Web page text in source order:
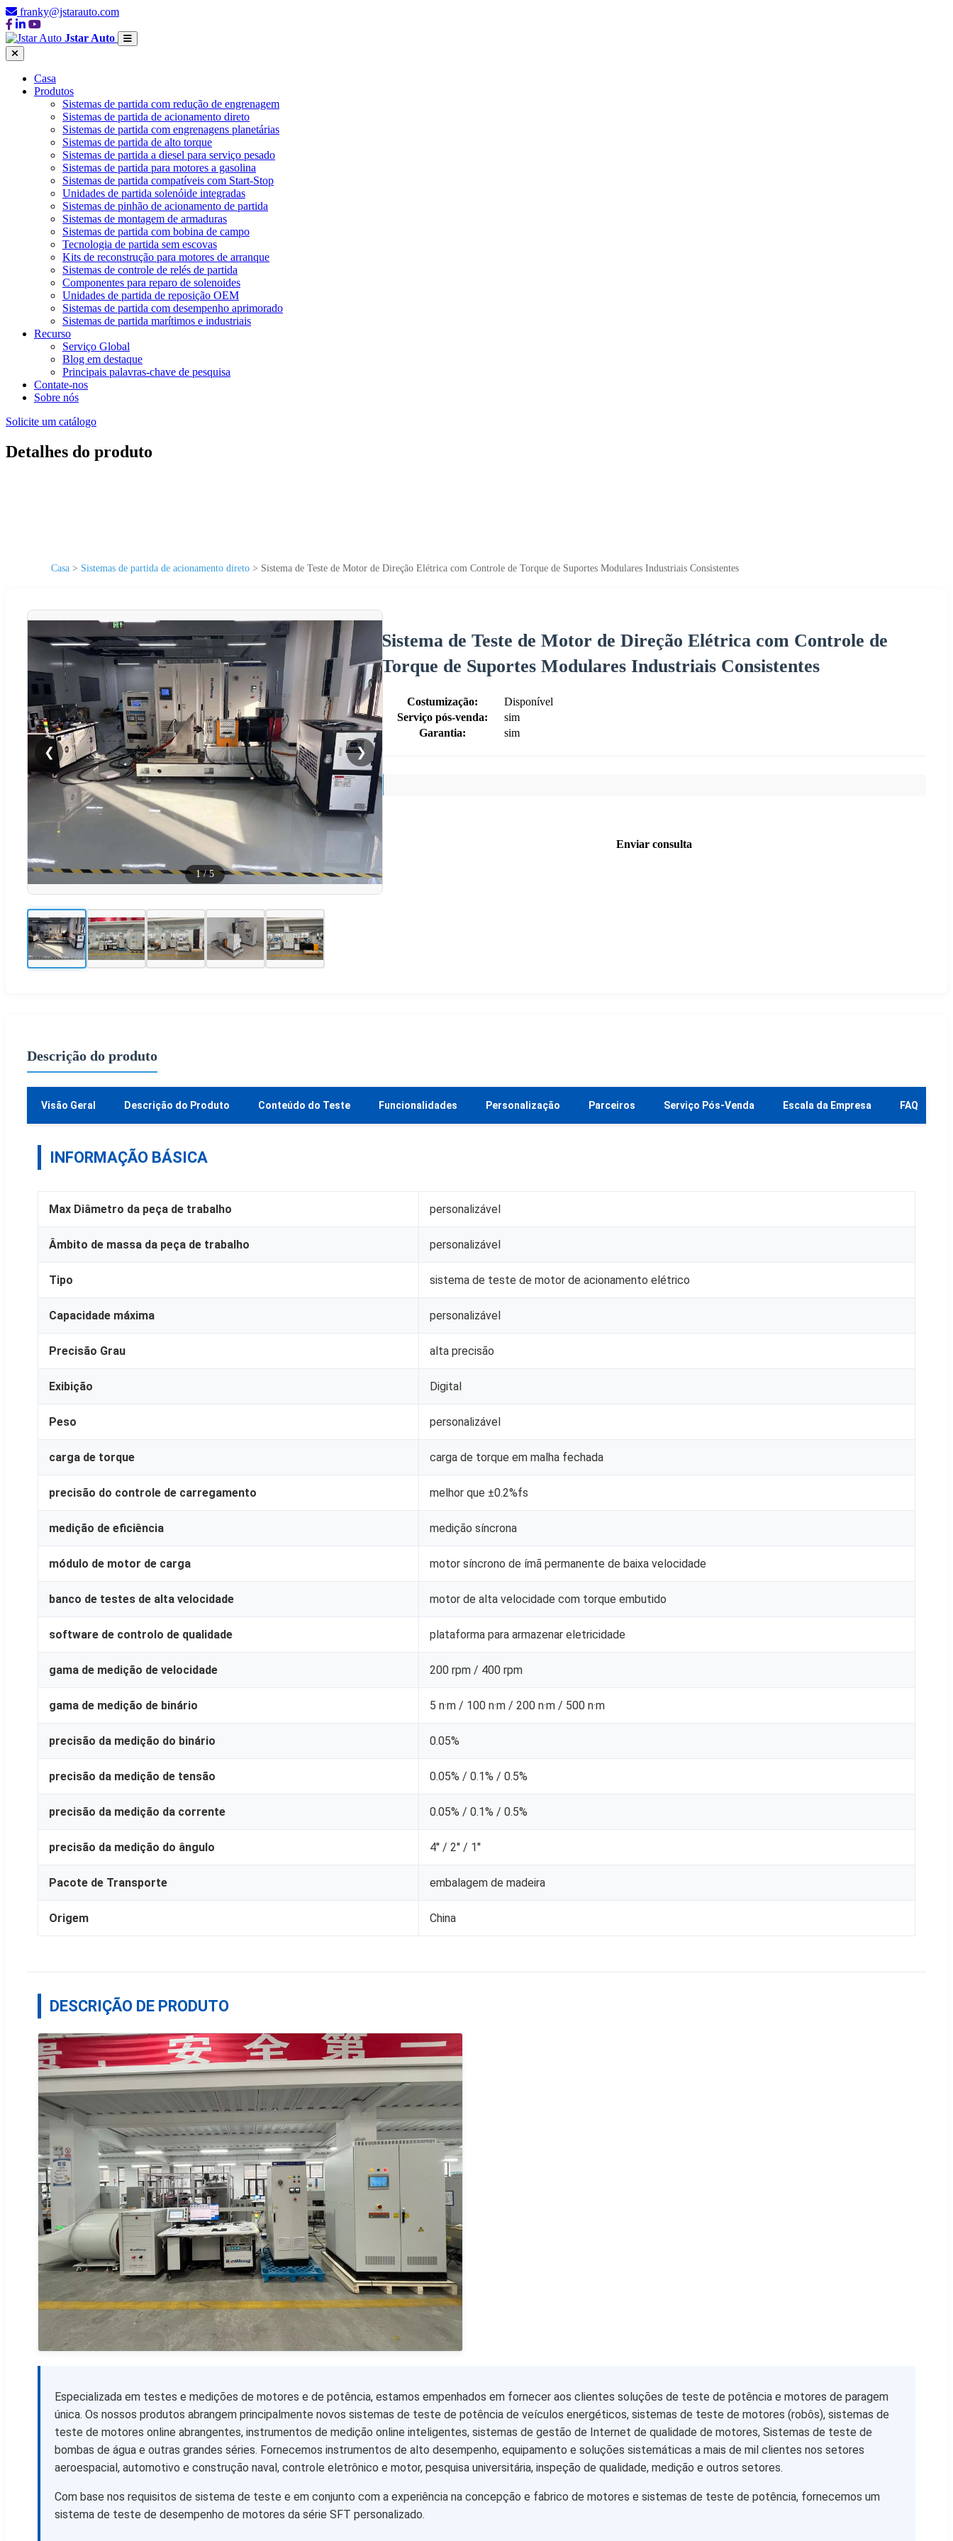
franky@jstarauto.com
Jstar Auto
Casa
Produtos
Sistemas de partida com redução de engrenagem
Sistemas de partida de acionamento direto
Sistemas de partida com engrenagens planetárias
Sistemas de partida de alto torque
Sistemas de partida a diesel para serviço pesado
Sistemas de partida para motores a gasolina
Sistemas de partida compatíveis com Start-Stop
Unidades de partida solenóide integradas
Sistemas de pinhão de acionamento de partida
Sistemas de montagem de armaduras
Sistemas de partida com bobina de campo
Tecnologia de partida sem escovas
Kits de reconstrução para motores de arranque
Sistemas de controle de relés de partida
Componentes para reparo de solenoides
Unidades de partida de reposição OEM
Sistemas de partida com desempenho aprimorado
Sistemas de partida marítimos e industriais
Recurso
Serviço Global
Blog em destaque
Principais palavras-chave de pesquisa
Contate-nos
Sobre nós
Solicite um catálogo
Detalhes do produto
Casa > Sistemas de partida de acionamento direto > Sistema de Teste de Motor de Direção Elétrica com Controle de Torque de Suportes Modulares Industriais Consistentes
❮ ❯
1/5
Sistema de Teste de Motor de Direção Elétrica com Controle de
Torque de Suportes Modulares Industriais Consistentes
Costumização:
Disponível
Serviço pós-venda:
sim
Garantia:
sim
Enviar consulta
Descrição do produto
Visão Geral Descrição do Produto Conteúdo do Teste Funcionalidades Personalização Parceiros Serviço Pós-Venda Escala da Empresa FAQ
INFORMAÇÃO BÁSICA
Max Diâmetro da peça de trabalho personalizável
Âmbito de massa da peça de trabalho personalizável
Tipo sistema de teste de motor de acionamento elétrico
Capacidade máxima personalizável
Precisão Grau alta precisão
Exibição Digital
Peso personalizável
carga de torque carga de torque em malha fechada
precisão do controle de carregamento melhor que ±0.2%fs
medição de eficiência medição síncrona
módulo de motor de carga motor síncrono de ímã permanente de baixa velocidade
banco de testes de alta velocidade motor de alta velocidade com torque embutido
software de controlo de qualidade plataforma para armazenar eletricidade
gama de medição de velocidade 200 rpm / 400 rpm
gama de medição de binário 5 n·m / 100 n·m / 200 n·m / 500 n·m
precisão da medição do binário 0.05%
precisão da medição de tensão 0.05% / 0.1% / 0.5%
precisão da medição da corrente 0.05% / 0.1% / 0.5%
precisão da medição do ângulo 4'' / 2'' / 1''
Pacote de Transporte embalagem de madeira
Origem China
DESCRIÇÃO DE PRODUTO
Especializada em testes e medições de motores e de potência, estamos empenhados em fornecer aos clientes soluções de teste de potência e motores de paragem
única. Os nossos produtos abrangem principalmente novos sistemas de teste de potência de veículos energéticos, sistemas de teste de motores (robôs), sistemas de
teste de motores online abrangentes, instrumentos de medição online inteligentes, sistemas de gestão de Internet de qualidade de motores, Sistemas de teste de
bombas de água e outras grandes séries. Fornecemos instrumentos de alto desempenho, equipamento e soluções sistemáticas a mais de mil clientes nos setores
aeroespacial, automotivo e construção naval, controle eletrônico e motor, pesquisa universitária, inspeção de qualidade, medição e outros setores.
Com base nos requisitos de sistema de teste e em conjunto com a experiência na concepção e fabrico de motores e sistemas de teste de potência, fornecemos um
sistema de teste de desempenho de motores da série SFT personalizado.